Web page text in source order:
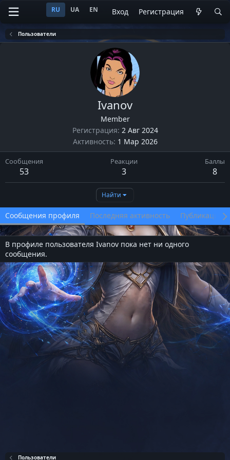
RU UA EN Вход Регистрация
Пользователи
Ivanov
Member
Регистрация 2 Авг 2024
Активность 1 Мар 2026
Сообщения
53
Реакции
3
Баллы
8
Найти
Сообщения профиля Последняя активность Публикации
В профиле пользователя Ivanov пока нет ни одного
сообщения.
Пользователи